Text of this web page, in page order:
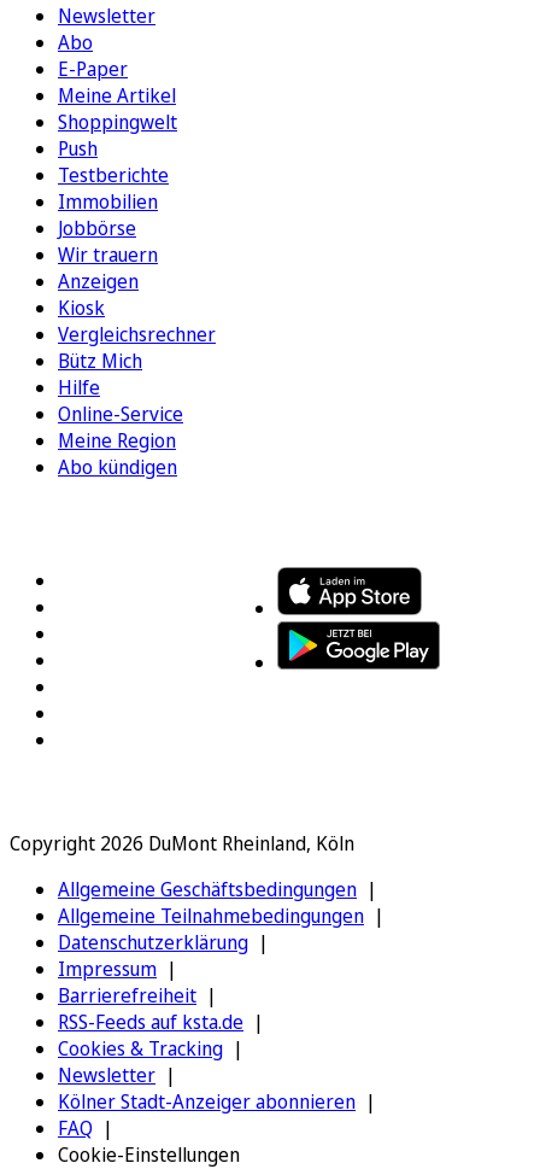
Newsletter
Abo
E-Paper
Meine Artikel
Shoppingwelt
Push
Testberichte
Immobilien
Jobbörse
Wir trauern
Anzeigen
Kiosk
Vergleichsrechner
Bütz Mich
Hilfe
Online-Service
Meine Region
Abo kündigen
Copyright 2026 DuMont Rheinland, Köln
Allgemeine Geschäftsbedingungen
Allgemeine Teilnahmebedingungen
Datenschutzerklärung
Impressum
Barrierefreiheit
RSS-Feeds auf ksta.de
Cookies & Tracking
Newsletter
Kölner Stadt-Anzeiger abonnieren
FAQ
Cookie-Einstellungen